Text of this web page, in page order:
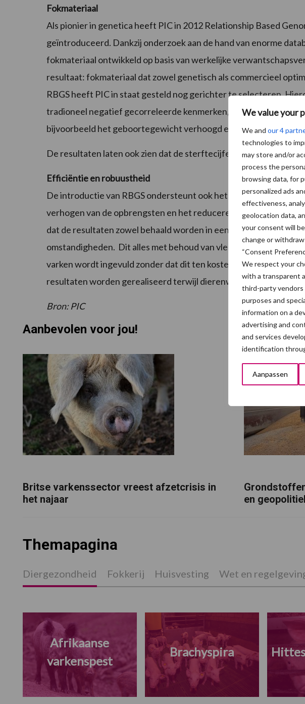
We value your
We and our 4
technologies to
may store and/or
process the
browsing data, for
personalized ads
effectiveness,
geolocation data,
your consent will
change or
“Consent
We respect your
with a transparent
third-party vendors
purposes and
information on a
advertising and
and services
identification
Aanpassen
Fokmateriaal
Als pionier in genetica heeft PIC in 2012 Relationship Based
geïntroduceerd. Dankzij onderzoek aan de hand van enorme
fokmateriaal ontwikkeld op basis van werkelijke
resultaat: fokmateriaal dat zowel genetisch als commercieel
RBGS heeft PIC in staat gesteld nog gerichter te selecteren.
tradioneel negatief gecorreleerde kenmerken, doorbroken. Door
bijvoorbeeld het geboortegewicht verhoogd en vroegtijdig uitval
De resultaten laten ook zien dat de sterftecijfers na spenen
Efficiëntie en robuustheid
De introductie van RBGS ondersteunt ook het Total €conomy.
verhogen van de opbrengsten en het reduceren van de kosten
dat de resultaten zowel behaald worden in een proefomgeving
omstandigheden. Dit alles met behoud van vlees en
varken wordt ingevuld zonder dat dit ten kosten gaat van de
resultaten worden gerealiseerd terwijl dierenwelzijn verbetert.
Bron: PIC
Aanbevolen voor jou!
Britse varkenssector vreest afzetcrisis in
het najaar
en
Themapagina
Diergezondheid Fokkerij Huisvesting Wet en
Afrikaanse
varkenspest
Brachyspira